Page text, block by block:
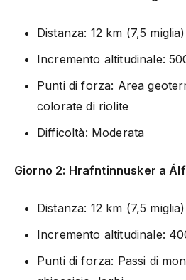
Distanza: 12 km (7,5 miglia)
Incremento altitudinale:
Punti di forza: Area
colorate di riolite
Difficoltà: Moderata
Giorno 2: Hrafntinnusker a
Distanza: 12 km (7,5 miglia)
Incremento altitudinale:
Punti di forza: Passi di